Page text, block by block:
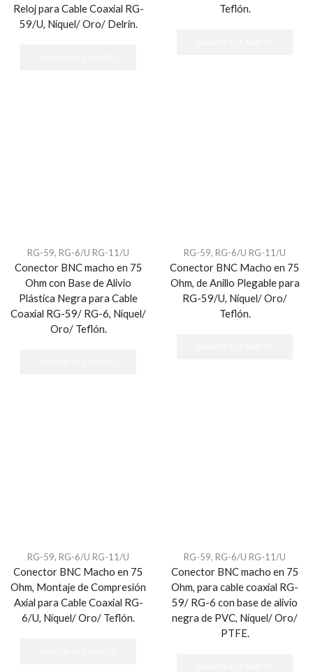
Reloj para Cable Coaxial RG-
59/U, Níquel/ Oro/ Delrin.
Teflón.
RG-59, RG-6/U RG-11/U
Conector BNC macho en 75
Ohm con Base de Alivio
Plástica Negra para Cable
Coaxial RG-59/ RG-6, Níquel/
Oro/ Teflón.
RG-59, RG-6/U RG-11/U
Conector BNC Macho en 75
Ohm, de Anillo Plegable para
RG-59/U, Níquel/ Oro/
Teflón.
RG-59, RG-6/U RG-11/U
Conector BNC Macho en 75
Ohm, Montaje de Compresión
Axial para Cable Coaxial RG-
6/U, Níquel/ Oro/ Teflón.
RG-59, RG-6/U RG-11/U
Conector BNC macho en 75
Ohm, para cable coaxial RG-
59/ RG-6 con base de alivio
negra de PVC, Níquel/ Oro/
PTFE.